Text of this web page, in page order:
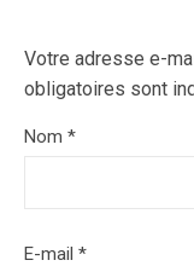
Votre adresse e-
obligatoires sont
Nom *
E-mail *